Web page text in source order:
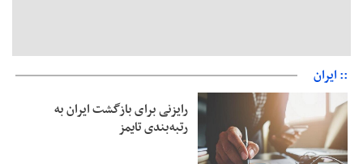
:: ایران
رایزنی برای بازگشت ایران به
رتبه‌بندی تایمز